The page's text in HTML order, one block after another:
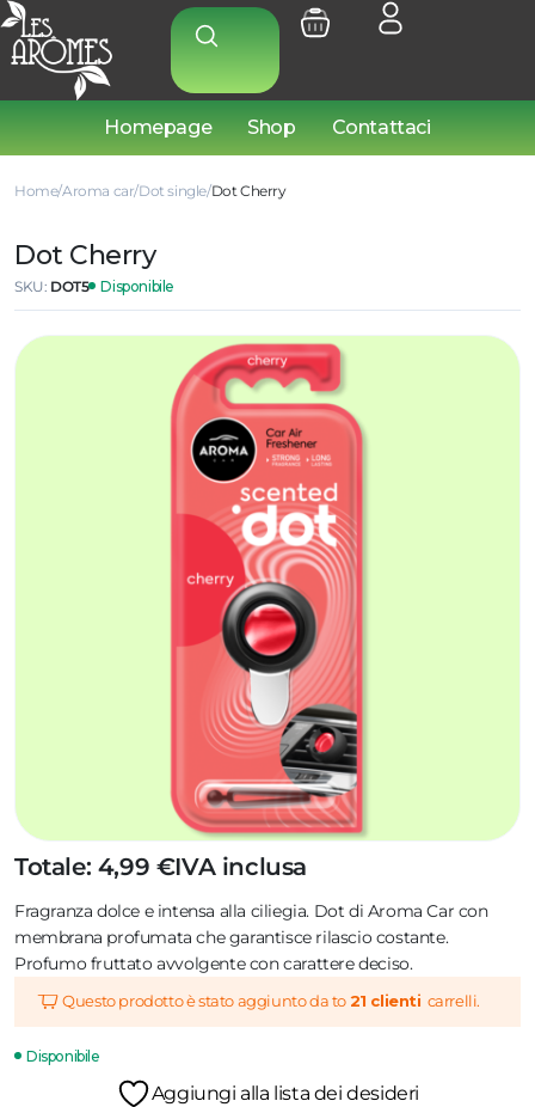
Homepage Shop Contattaci
Home Aroma car Dot single Dot Cherry
Dot Cherry
SKU: DOT5 Disponibile
IVA inclusa
Totale: 4,99 €
Fragranza dolce e intensa alla ciliegia. Dot di Aroma Car con
membrana profumata che garantisce rilascio costante.
Profumo fruttato avvolgente con carattere deciso.
Questo prodotto è stato aggiunto da to21 clienti carrelli.
Disponibile
Aggiungi alla lista dei desideri